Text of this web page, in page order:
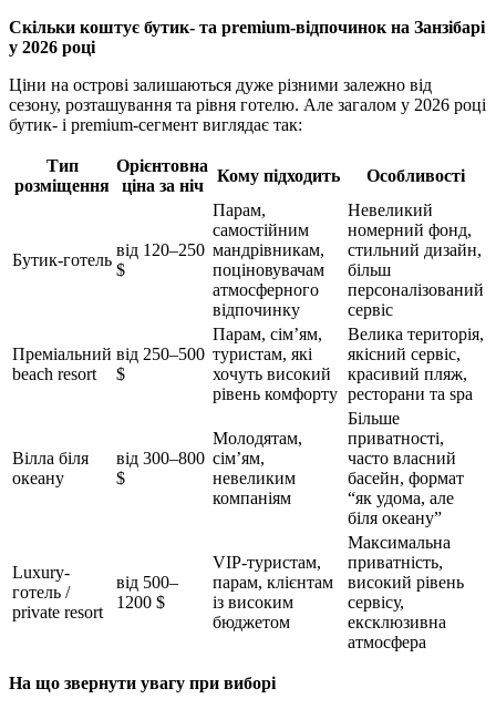
Скільки коштує бутик- та premium-відпочинок на Занзібарі
у 2026 році
Ціни на острові залишаються дуже різними залежно від
сезону, розташування та рівня готелю. Але загалом у 2026 році
бутик- і premium-сегмент виглядає так:
Тип
розміщення
Орієнтовна
ціна за ніч
Кому підходить Особливості
Бутик-готель
від 120–250
$
Парам,
самостійним
мандрівникам,
поціновувачам
атмосферного
відпочинку
Невеликий
номерний фонд,
стильний дизайн,
більш
персоналізований
сервіс
Преміальний
beach resort
від 250–500
$
Парам, сім’ям,
туристам, які
хочуть високий
рівень комфорту
Велика територія,
якісний сервіс,
красивий пляж,
ресторани та spa
Вілла біля
океану
від 300–800
$
Молодятам,
сім’ям,
невеликим
компаніям
Більше
приватності,
часто власний
басейн, формат
“як удома, але
біля океану”
Luxury-
готель /
private resort
від 500–
1200 $
VIP-туристам,
парам, клієнтам
із високим
бюджетом
Максимальна
приватність,
високий рівень
сервісу,
ексклюзивна
атмосфера
На що звернути увагу при виборі